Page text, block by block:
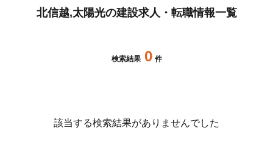
北信越,太陽光の建設求人・転職情報一覧
検索結果 0 件
該当する検索結果がありませんでした